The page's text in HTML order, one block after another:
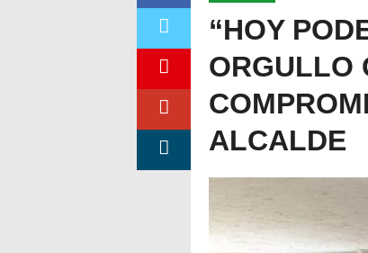
“HOY
ORGULLO
ALCALDE